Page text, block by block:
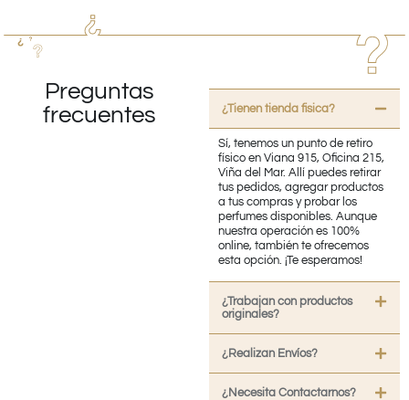
Preguntas
frecuentes
¿Tienen tienda fisica?
Sí, tenemos un punto de retiro
físico en Viana 915, Oficina 215,
Viña del Mar. Allí puedes retirar
tus pedidos, agregar productos
a tus compras y probar los
perfumes disponibles. Aunque
nuestra operación es 100%
online, también te ofrecemos
esta opción. ¡Te esperamos!
¿Trabajan con productos
originales?
¿Realizan Envíos?
¿Necesita Contactarnos?